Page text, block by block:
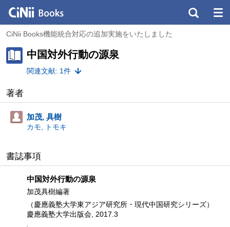
CiNii Books機能統合対応の追加実施をいたしました
中国対外行動の源泉
関連文献: 1件
著者
加茂, 具樹
カモ, トモキ
書誌事項
中国対外行動の源泉
加茂具樹編著
（慶應義塾大学東アジア研究所・現代中国研究シリーズ）
慶應義塾大学出版会, 2017.3